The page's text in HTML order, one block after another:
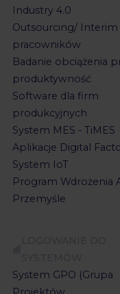
Industry 4.0
Outsourcing/ Interim
pracowników
Badanie obciążenia
produktywność
Software dla firm
produkcyjnych
System MES - TiMES
Aplikacje Digital
System IoT
Program Wdrożenia
Przemyśle
System GPO (Grupa